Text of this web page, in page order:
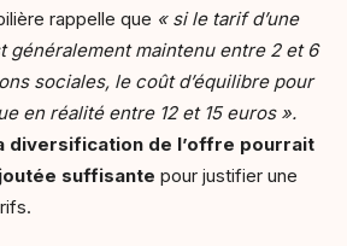
rappelle que « si le tarif d’une
généralement maintenu entre 2 et 6
sociales, le coût d’équilibre pour
en réalité entre 12 et 15 euros ».
diversification de l’offre pourrait
suffisante pour justifier une